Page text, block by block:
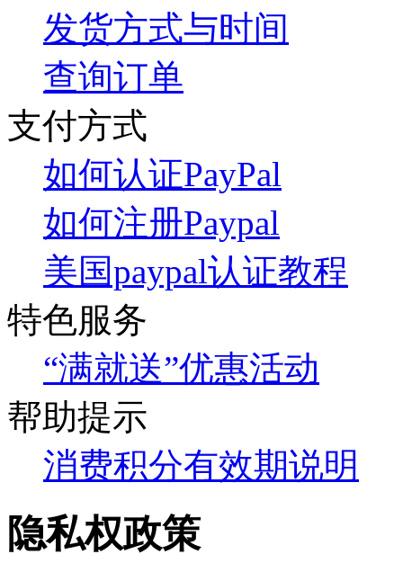
发货方式与时间
查询订单
支付方式
如何认证PayPal
如何注册Paypal
美国paypal认证教程
特色服务
“满就送”优惠活动
帮助提示
消费积分有效期说明
隐私权政策